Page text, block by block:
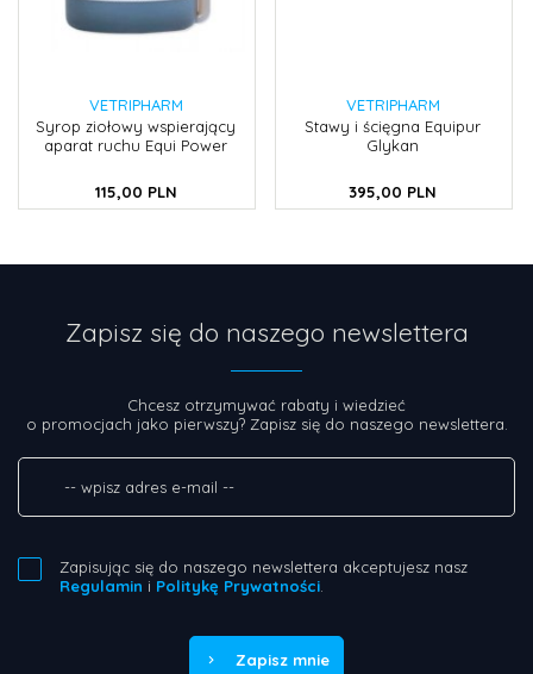
VETRIPHARM
Syrop ziołowy wspierający
aparat ruchu Equi Power
115,00 PLN
VETRIPHARM
Stawy i ścięgna Equipur
Glykan
395,00 PLN
Zapisz się do naszego newslettera
Chcesz otrzymywać rabaty i wiedzieć
o promocjach jako pierwszy? Zapisz się do naszego newslettera.
Zapisując się do naszego newslettera akceptujesz nasz
Regulamin i Politykę Prywatności.
Zapisz mnie